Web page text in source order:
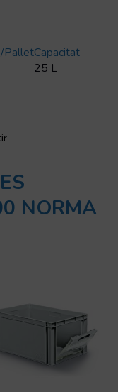
palletCapacitat
25 L
NORMA